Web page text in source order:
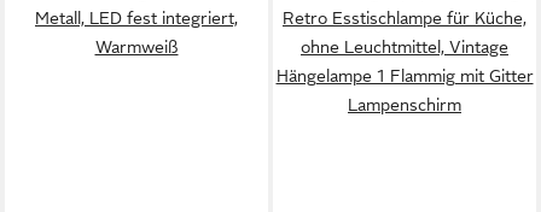
Metall, LED fest integriert,
Warmweiß
Retro Esstischlampe für Küche,
ohne Leuchtmittel, Vintage
Hängelampe 1 Flammig mit Gitter
Lampenschirm